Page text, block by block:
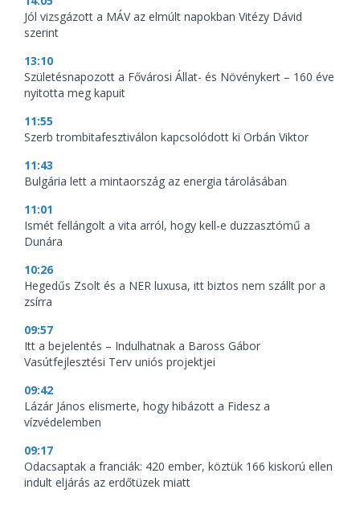
Jól vizsgázott a MÁV az elmúlt napokban Vitézy Dávid
szerint
13:10
Születésnapozott a Fővárosi Állat- és Növénykert – 160 éve
nyitotta meg kapuit
11:55
Szerb trombitafesztiválon kapcsolódott ki Orbán Viktor
11:43
Bulgária lett a mintaország az energia tárolásában
11:01
Ismét fellángolt a vita arról, hogy kell-e duzzasztómű a
Dunára
10:26
Hegedűs Zsolt és a NER luxusa, itt biztos nem szállt por a
zsírra
09:57
Itt a bejelentés – Indulhatnak a Baross Gábor
Vasútfejlesztési Terv uniós projektjei
09:42
Lázár János elismerte, hogy hibázott a Fidesz a
vízvédelemben
09:17
Odacsaptak a franciák: 420 ember, köztük 166 kiskorú ellen
indult eljárás az erdőtüzek miatt